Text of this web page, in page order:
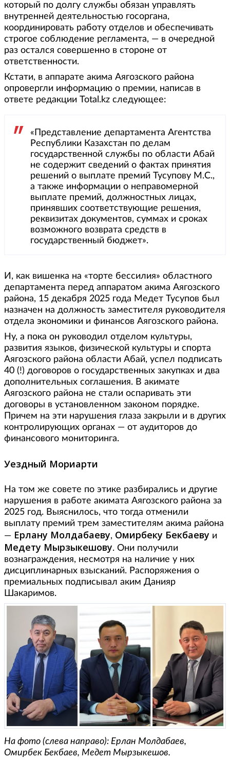
который по долгу службы обязан управлять
внутренней деятельностью госоргана,
координировать работу отделов и обеспечивать
строгое соблюдение регламента, — в очередной
раз остался совершенно в стороне от
ответственности.
Кстати, в аппарате акима Аягозского района
опровергли информацию о премии, написав в
ответе редакции Total.kz следующее:
«Представление департамента Агентства
Республики Казахстан по делам
государственной службы по области Абай
не содержит сведений о фактах принятия
решений о выплате премий Тусупову М.С.,
а также информации о неправомерной
выплате премий, должностных лицах,
принявших соответствующие решения,
реквизитах документов, суммах и сроках
возможного возврата средств в
государственный бюджет».
И, как вишенка на «торте бессилия» областного
департамента перед аппаратом акима Аягозского
района, 15 декабря 2025 года Медет Тусупов был
назначен на должность заместителя руководителя
отдела экономики и финансов Аягозского района.
Ну, а пока он руководил отделом культуры,
развития языков, физической культуры и спорта
Аягозского района области Абай, успел подписать
40 (!) договоров о государственных закупках и два
дополнительных соглашения. В акимате
Аягозского района не стали оспаривать эти
договоры в установленном законом порядке.
Причем на эти нарушения глаза закрыли и в других
контролирующих органах — от аудиторов до
финансового мониторинга.
Уездный Мориарти
На том же совете по этике разбирались и другие
нарушения в работе акимата Аягозского района за
2025 год. Выяснилось, что тогда отменили
выплату премий трем заместителям акима района
— Ерлану Молдабаеву, Омирбеку Бекбаеву и
Медету Мырзыкешову. Они получили
вознаграждения, несмотря на наличие у них
дисциплинарных взысканий. Распоряжения о
премиальных подписывал аким Данияр
Шакаримов.
На фото (слева направо): Ерлан Молдабаев,
Омирбек Бекбаев, Медет Мырзыкешов.